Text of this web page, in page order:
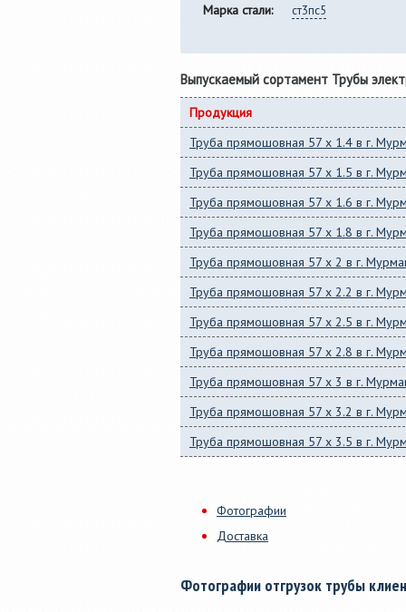
Марка стали: ст3пс5
Выпускаемый сортамент Трубы
Продукция
Труба прямошовная 57 x 1.4 в г.
Труба прямошовная 57 x 1.5 в г.
Труба прямошовная 57 x 1.6 в г.
Труба прямошовная 57 x 1.8 в г.
Труба прямошовная 57 x 2 в г.
Труба прямошовная 57 x 2.2 в г.
Труба прямошовная 57 x 2.5 в г.
Труба прямошовная 57 x 2.8 в г.
Труба прямошовная 57 x 3 в г.
Труба прямошовная 57 x 3.2 в г.
Труба прямошовная 57 x 3.5 в г.
Фотографии
Доставка
Фотографии отгрузок трубы